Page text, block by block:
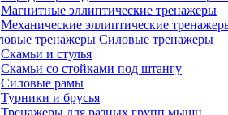
Магнитные эллиптические тренажеры
Механические эллиптические
Силовые тренажеры
Скамьи и стулья
Скамьи со стойками под штангу
Силовые рамы
Турники и брусья
Тренажеры для разных групп мышц